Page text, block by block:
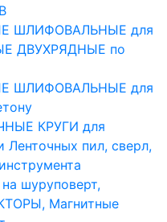
ШЛИФОВАЛЬНЫЕ для
ДВУХРЯДНЫЕ по
ШЛИФОВАЛЬНЫЕ для
КРУГИ для
Ленточных пил, сверл,
шуруповерт,
Магнитные